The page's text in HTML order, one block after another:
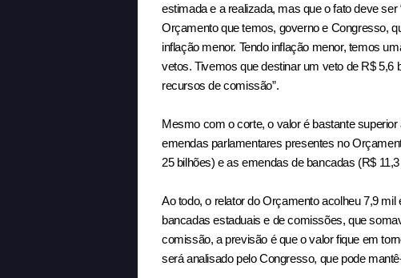
estimada e a realizada, mas que o fato deve ser
Orçamento que temos, governo e Congresso,
inflação menor. Tendo inflação menor, temos
vetos. Tivemos que destinar um veto de R$ 5,6
recursos de comissão”.
Mesmo com o corte, o valor é bastante
emendas parlamentares presentes no
25 bilhões) e as emendas de bancadas (R$
Ao todo, o relator do Orçamento acolheu 7,9
bancadas estaduais e de comissões, que
comissão, a previsão é que o valor fique em
será analisado pelo Congresso, que pode